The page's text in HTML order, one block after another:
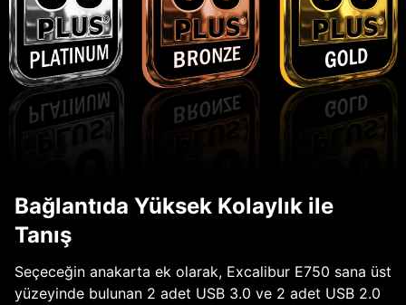
Bağlantıda Yüksek Kolaylık ile
Tanış
Seçeceğin anakarta ek olarak, Excalibur E750 sana üst
yüzeyinde bulunan 2 adet USB 3.0 ve 2 adet USB 2.0